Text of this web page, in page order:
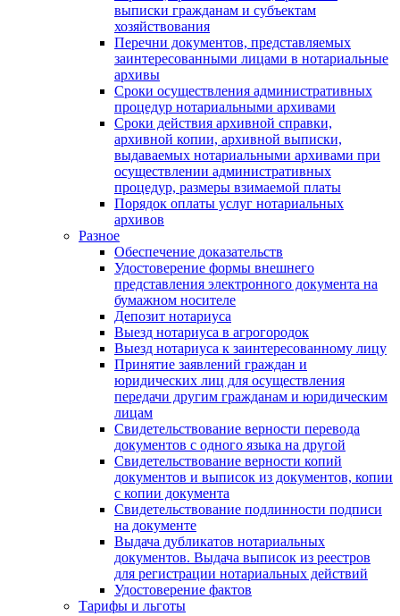
выписки гражданам и субъектам
хозяйствования
Перечни документов, представляемых
заинтересованными лицами в нотариальные
архивы
Сроки осуществления административных
процедур нотариальными архивами
Сроки действия архивной справки,
архивной копии, архивной выписки,
выдаваемых нотариальными архивами при
осуществлении административных
процедур, размеры взимаемой платы
Порядок оплаты услуг нотариальных
архивов
Разное
Обеспечение доказательств
Удостоверение формы внешнего
представления электронного документа на
бумажном носителе
Депозит нотариуса
Выезд нотариуса в агрогородок
Выезд нотариуса к заинтересованному лицу
Принятие заявлений граждан и
юридических лиц для осуществления
передачи другим гражданам и юридическим
лицам
Свидетельствование верности перевода
документов с одного языка на другой
Свидетельствование верности копий
документов и выписок из документов, копии
с копии документа
Свидетельствование подлинности подписи
на документе
Выдача дубликатов нотариальных
документов. Выдача выписок из реестров
для регистрации нотариальных действий
Удостоверение фактов
Тарифы и льготы